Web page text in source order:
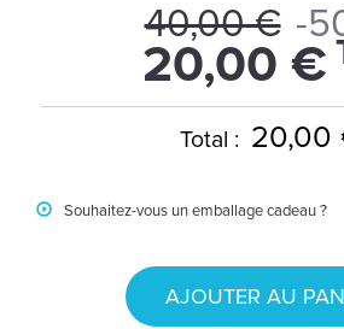
40,00 € -
20,00 €
Total : 20,00
Souhaitez-vous un emballage cadeau ?
AJOUTER AU